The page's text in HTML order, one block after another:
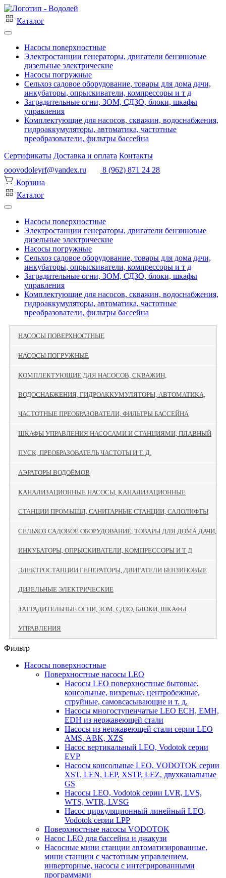
Каталог
Насосы поверхностные
Электростанции генераторы, двигатели бензиновые
дизельные электрические
Насосы погружные
Сельхоз садовое оборудование, товары для дома дачи,
инкубаторы, опрыскиватели, компрессоры и т д
Заградительные огни, ЗОМ, СДЗО, блоки, шкафы
управления
Комплектующие для насосов, скважин, водоснабжения,
гидроаккумуляторы, автоматика, частотные
преобразователи, фильтры бассейна
Сертификаты Доставка и оплата Контакты
ooovodoleyrf@yandex.ru
8 (962) 871 24 28
Корзина
Каталог
Насосы поверхностные
Электростанции генераторы, двигатели бензиновые
дизельные электрические
Насосы погружные
Сельхоз садовое оборудование, товары для дома дачи,
инкубаторы, опрыскиватели, компрессоры и т д
Заградительные огни, ЗОМ, СДЗО, блоки, шкафы
управления
Комплектующие для насосов, скважин, водоснабжения,
гидроаккумуляторы, автоматика, частотные
преобразователи, фильтры бассейна
НАСОСЫ ПОВЕРХНОСТНЫЕ
НАСОСЫ ПОГРУЖНЫЕ
КОМПЛЕКТУЮЩИЕ ДЛЯ НАСОСОВ, СКВАЖИН,
ВОДОСНАБЖЕНИЯ, ГИДРОАККУМУЛЯТОРЫ, АВТОМАТИКА,
ЧАСТОТНЫЕ ПРЕОБРАЗОВАТЕЛИ, ФИЛЬТРЫ БАССЕЙНА
ШКАФЫ УПРАВЛЕНИЯ НАСОСАМИ И СТАНЦИЯМИ, ПЛАВНЫЙ
ПУСК, ПРЕОБРАЗОВАТЕЛЬ ЧАСТОТЫ И Т. Д.
АЭРАТОРЫ ВОДОЁМОВ
КАНАЛИЗАЦИОННЫЕ НАСОСЫ, КАНАЛИЗАЦИОННЫЕ
СТАНЦИИ ПРОМЫШЛ, САНИТАРНЫЕ СТАНЦИИ, САЛОЛИФТЫ
СЕЛЬХОЗ САДОВОЕ ОБОРУДОВАНИЕ, ТОВАРЫ ДЛЯ ДОМА ДАЧИ,
ИНКУБАТОРЫ, ОПРЫСКИВАТЕЛИ, КОМПРЕССОРЫ И Т Д
ЭЛЕКТРОСТАНЦИИ ГЕНЕРАТОРЫ, ДВИГАТЕЛИ БЕНЗИНОВЫЕ
ДИЗЕЛЬНЫЕ ЭЛЕКТРИЧЕСКИЕ
ЗАГРАДИТЕЛЬНЫЕ ОГНИ, ЗОМ, СДЗО, БЛОКИ, ШКАФЫ
УПРАВЛЕНИЯ
Фильтр
Насосы поверхностные
Поверхностные насосы LEO
Насосы LEO поверхностные бытовые,
консольные, вихревые, центробежные,
струйные, самовсасывающие и т. д.
Насосы многоступенчатые LEO ECH, EMH,
EDH из нержавеющей стали
Насосы из нержавеющей стали серии LEO
AMS, ABK, XZS
Насос вертикальный LEO, Vodotok серии
EVP
Насосы консольные LEO, VODOTOK серии
XST, LEN, LEP, XSTP, LEZ, двухканальные
GS
Насосы LEO, Vodotok серии LVR, LVS,
WTS, WTR, LVSG
Насос циркуляционный линейный LEO,
Vodotok серии LPP
Поверхностные насосы VODOTOK
Насос LEO для бассейна и джакузи
Насосные мини станции автоматизированные,
мини станции с частотным управлением,
инверторные, насосы с интегрированными
программами